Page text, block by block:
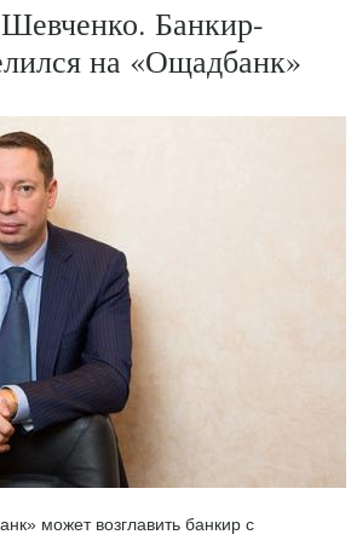
Банкир-
на «Ощадбанк»
может возглавить банкир с